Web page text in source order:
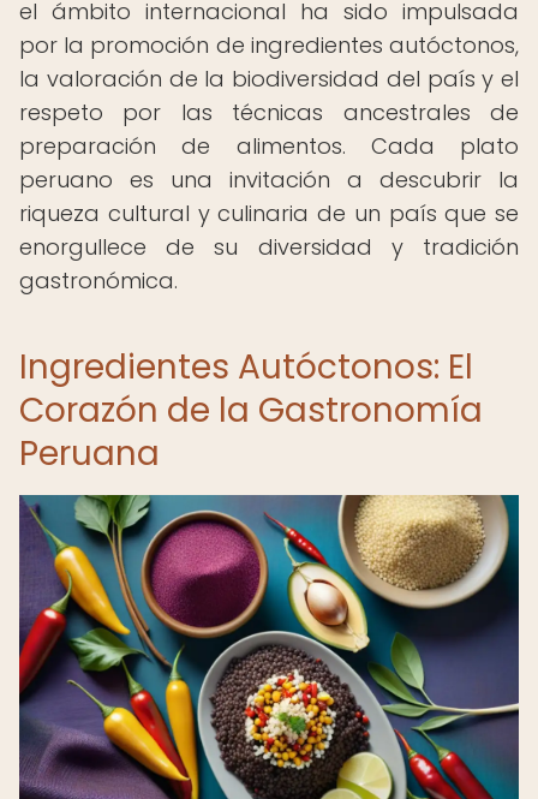
el ámbito internacional ha sido impulsada
por la promoción de ingredientes autóctonos,
la valoración de la biodiversidad del país y el
respeto por las técnicas ancestrales de
preparación de alimentos. Cada plato
peruano es una invitación a descubrir la
riqueza cultural y culinaria de un país que se
enorgullece de su diversidad y tradición
gastronómica.
Ingredientes Autóctonos: El
Corazón de la Gastronomía
Peruana